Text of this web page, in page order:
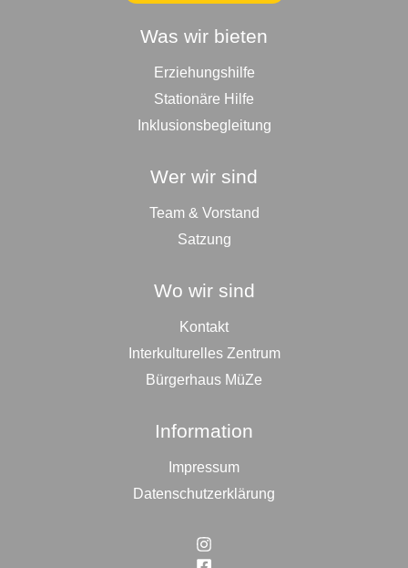
Was wir bieten
Erziehungshilfe
Stationäre Hilfe
Inklusionsbegleitung
Wer wir sind
Team & Vorstand
Satzung
Wo wir sind
Kontakt
Interkulturelles Zentrum
Bürgerhaus MüZe
Information
Impressum
Datenschutzerklärung